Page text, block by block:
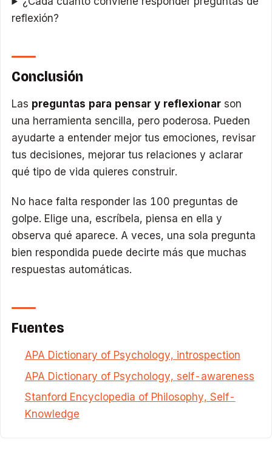
reflexión?
Conclusión
Las preguntas para pensar y reflexionar son
una herramienta sencilla, pero poderosa. Pueden
ayudarte a entender mejor tus emociones, revisar
tus decisiones, mejorar tus relaciones y aclarar
qué tipo de vida quieres construir.
No hace falta responder las 100 preguntas de
golpe. Elige una, escríbela, piensa en ella y
observa qué aparece. A veces, una sola pregunta
bien respondida puede decirte más que muchas
respuestas automáticas.
Fuentes
APA Dictionary of Psychology, introspection
APA Dictionary of Psychology, self-awareness
Stanford Encyclopedia of Philosophy, Self-
Knowledge